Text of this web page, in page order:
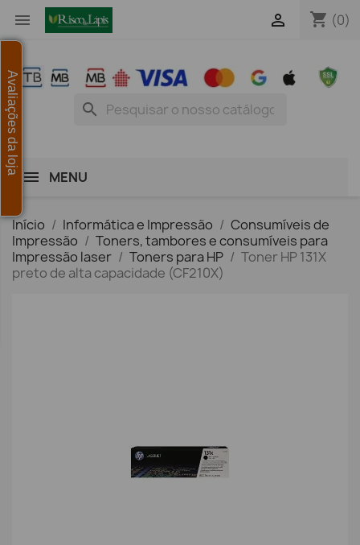
 shopping_cart (0)

search
MENU
Início Informática e Impressão
Consumíveis de
Impressão
Toners, tambores e consumíveis para
Impressão laser
Toners para HP
Toner HP 131X
preto de alta capacidade (CF210X)
Avaliações da loja